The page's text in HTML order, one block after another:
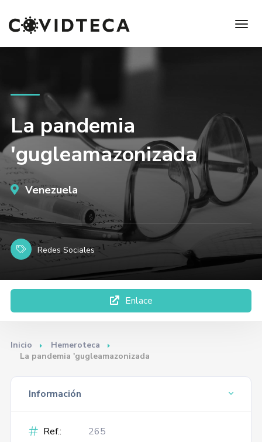
La pandemia
'gugleamazonizada
Venezuela
Redes Sociales
Enlace
Inicio
Hemeroteca
La pandemia 'gugleamazonizada
Información
Ref.: 265